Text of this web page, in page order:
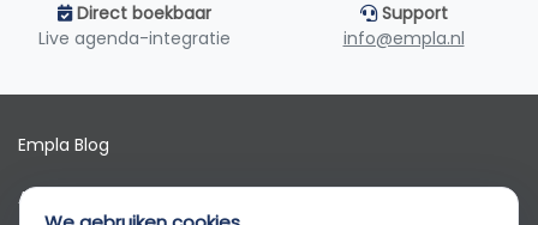
Direct boekbaar
Live agenda-integratie
Support
info@empla.nl
Empla Blog
Algemene voorwaarden